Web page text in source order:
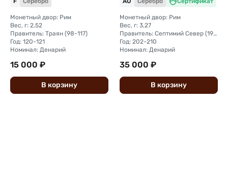
Монетный двор: Рим
Вес, г: 2,52
Правитель: Траян (98-117)
Год: 120-121
Номинал: Денарий
15 000 ₽
В корзину
Монетный двор: Рим
Вес, г: 3,27
Правитель: Септимий Север (193-211)
Год: 202-210
Номинал: Денарий
35 000 ₽
В корзину